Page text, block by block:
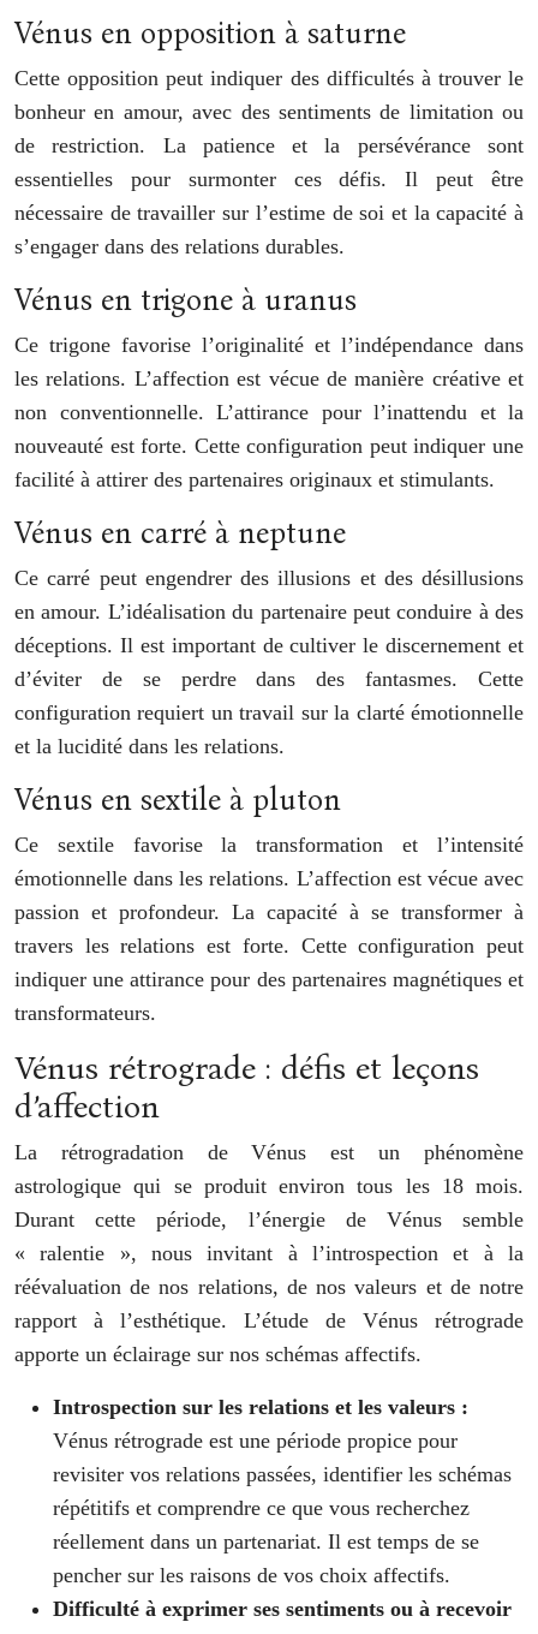
Vénus en opposition à saturne
Cette opposition peut indiquer des difficultés à trouver le
bonheur en amour, avec des sentiments de limitation ou
de restriction. La patience et la persévérance sont
essentielles pour surmonter ces défis. Il peut être
nécessaire de travailler sur l’estime de soi et la capacité à
s’engager dans des relations durables.
Vénus en trigone à uranus
Ce trigone favorise l’originalité et l’indépendance dans
les relations. L’affection est vécue de manière créative et
non conventionnelle. L’attirance pour l’inattendu et la
nouveauté est forte. Cette configuration peut indiquer une
facilité à attirer des partenaires originaux et stimulants.
Vénus en carré à neptune
Ce carré peut engendrer des illusions et des désillusions
en amour. L’idéalisation du partenaire peut conduire à des
déceptions. Il est important de cultiver le discernement et
d’éviter de se perdre dans des fantasmes. Cette
configuration requiert un travail sur la clarté émotionnelle
et la lucidité dans les relations.
Vénus en sextile à pluton
Ce sextile favorise la transformation et l’intensité
émotionnelle dans les relations. L’affection est vécue avec
passion et profondeur. La capacité à se transformer à
travers les relations est forte. Cette configuration peut
indiquer une attirance pour des partenaires magnétiques et
transformateurs.
Vénus rétrograde : défis et leçons
d’affection
La rétrogradation de Vénus est un phénomène
astrologique qui se produit environ tous les 18 mois.
Durant cette période, l’énergie de Vénus semble
« ralentie », nous invitant à l’introspection et à la
réévaluation de nos relations, de nos valeurs et de notre
rapport à l’esthétique. L’étude de Vénus rétrograde
apporte un éclairage sur nos schémas affectifs.
Introspection sur les relations et les valeurs :
Vénus rétrograde est une période propice pour
revisiter vos relations passées, identifier les schémas
répétitifs et comprendre ce que vous recherchez
réellement dans un partenariat. Il est temps de se
pencher sur les raisons de vos choix affectifs.
Difficulté à exprimer ses sentiments ou à recevoir